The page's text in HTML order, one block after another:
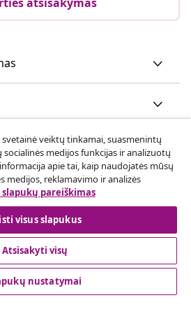
yra vidaXL Marketplace
veiktų tinkamai, suasmenintų
medijos funkcijas ir analizuotų
apie tai, kaip naudojatės mūsų
medijos, reklamavimo ir analizės
pareiškimas
visus slapukus
Atsisakyti visų
nustatymai